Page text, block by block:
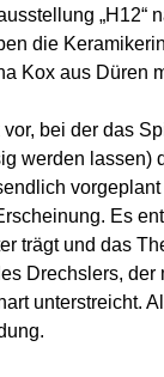
„H12“
die
Kox aus Düren
bei der das
werden lassen)
Es
trägt und das
Drechslers, der
unterstreicht.